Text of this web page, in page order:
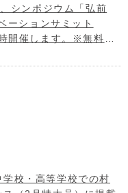
シンポジウム「弘前
ションサミット
開催します。※無料・
学校・高等学校での村